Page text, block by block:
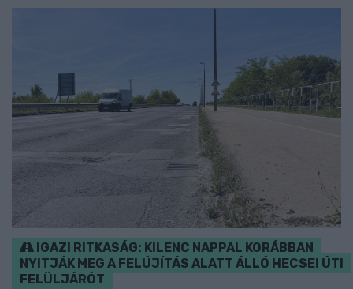
IGAZI RITKASÁG: KILENC NAPPAL KORÁBBAN
NYITJÁK MEG A FELÚJÍTÁS ALATT ÁLLÓ HECSEI ÚTI
FELÜLJÁRÓT